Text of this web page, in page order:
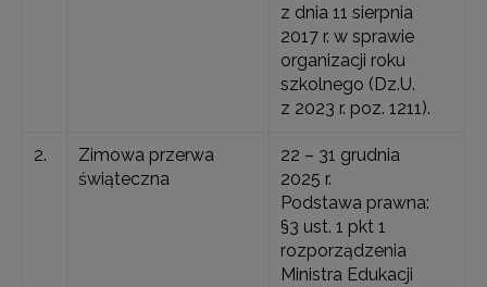
z dnia 11 sierpnia
2017 r. w sprawie
organizacji roku
szkolnego (Dz.U.
z 2023 r. poz. 1211).
2.
Zimowa przerwa
świąteczna
22 – 31 grudnia
2025 r.
Podstawa prawna:
§3 ust. 1 pkt 1
rozporządzenia
Ministra Edukacji